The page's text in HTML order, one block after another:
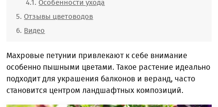
Особенности ухода
Отзывы цветоводов
Видео
Махровые петунии привлекают к себе внимание
особенно пышными цветами. Такое растение идеально
подходит для украшения балконов и веранд, часто
становится центром ландшафтных композиций.